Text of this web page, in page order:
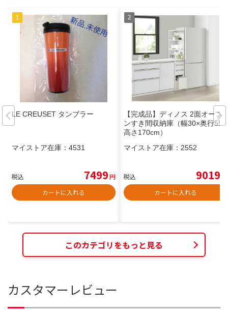
LE CREUSET タンブラー
マイストア在庫： 4531
税込 7499円
カートに入れる
【完成品】ディノス 2面オープ
ンすき間収納庫（幅30×奥行55x
高さ170cm）
マイストア在庫： 2552
税込 9019
カートに入れる
このカテゴリをもっと見る
カスタマーレビュー